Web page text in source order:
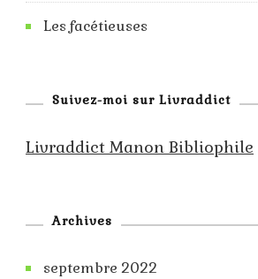
Les facétieuses
Suivez-moi sur Livraddict
Livraddict Manon Bibliophile
Archives
septembre 2022